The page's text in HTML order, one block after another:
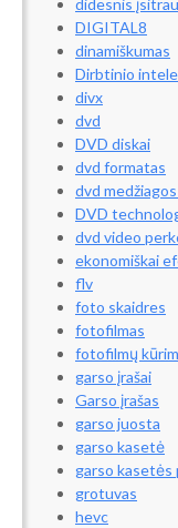
didesnis
DIGITAL8
dinamiškumas
Dirbtinio
divx
dvd
DVD diskai
dvd formatas
dvd
DVD
dvd video
ekonomiškai
flv
foto skaidres
fotofilmas
fotofilmų
garso įrašai
Garso įrašas
garso juosta
garso kasetė
garso kasetės
grotuvas
hevc